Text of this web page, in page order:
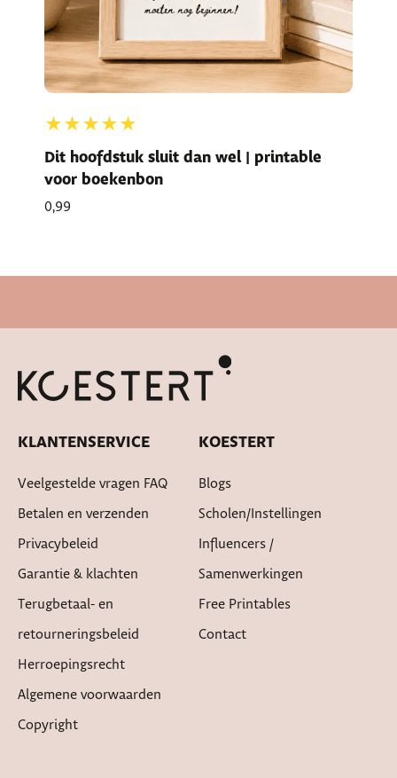
★★★★★
Dit hoofdstuk sluit dan wel | printable
voor boekenbon
0,99
KLANTENSERVICE
Veelgestelde vragen FAQ
Betalen en verzenden
Privacybeleid
Garantie & klachten
Terugbetaal- en
retourneringsbeleid
Herroepingsrecht
Algemene voorwaarden
Copyright
KOESTERT
Blogs
Scholen/instellingen
Influencers /
Samenwerkingen
Free Printables
Contact